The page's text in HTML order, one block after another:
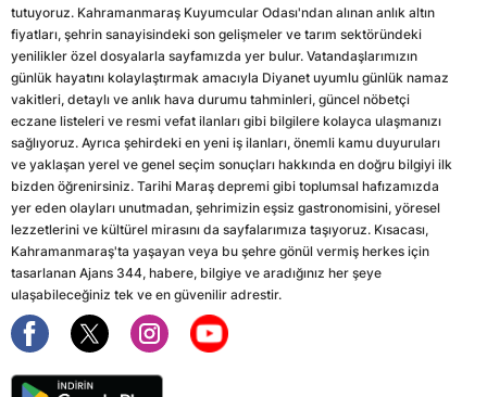
tutuyoruz. Kahramanmaraş Kuyumcular Odası'ndan alınan anlık altın
fiyatları, şehrin sanayisindeki son gelişmeler ve tarım sektöründeki
yenilikler özel dosyalarla sayfamızda yer bulur. Vatandaşlarımızın
günlük hayatını kolaylaştırmak amacıyla Diyanet uyumlu günlük namaz
vakitleri, detaylı ve anlık hava durumu tahminleri, güncel nöbetçi
eczane listeleri ve resmi vefat ilanları gibi bilgilere kolayca ulaşmanızı
sağlıyoruz. Ayrıca şehirdeki en yeni iş ilanları, önemli kamu duyuruları
ve yaklaşan yerel ve genel seçim sonuçları hakkında en doğru bilgiyi ilk
bizden öğrenirsiniz. Tarihi Maraş depremi gibi toplumsal hafızamızda
yer eden olayları unutmadan, şehrimizin eşsiz gastronomisini, yöresel
lezzetlerini ve kültürel mirasını da sayfalarımıza taşıyoruz. Kısacası,
Kahramanmaraş'ta yaşayan veya bu şehre gönül vermiş herkes için
tasarlanan Ajans 344, habere, bilgiye ve aradığınız her şeye
ulaşabileceğiniz tek ve en güvenilir adrestir.